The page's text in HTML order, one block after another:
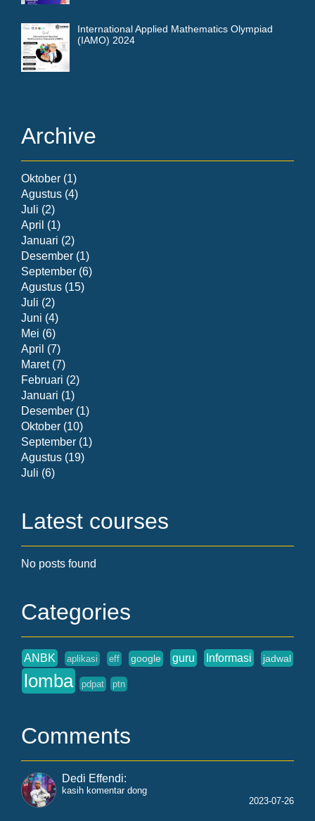
International Applied Mathematics Olympiad
(IAMO) 2024
Archive
Oktober (1)
Agustus (4)
Juli (2)
April (1)
Januari (2)
Desember (1)
September (6)
Agustus (15)
Juli (2)
Juni (4)
Mei (6)
April (7)
Maret(7)
Februari (2)
Januari (1)
Desember (1)
Oktober (10)
September (1)
Agustus (19)
Juli (6)
Latest courses
No posts found
Categories
ANBK aplikasi eff google guru Informasi jadwal
lomba pdpat ptn
Comments
Dedi Effendi:
kasih komentar dong
2023-07-26